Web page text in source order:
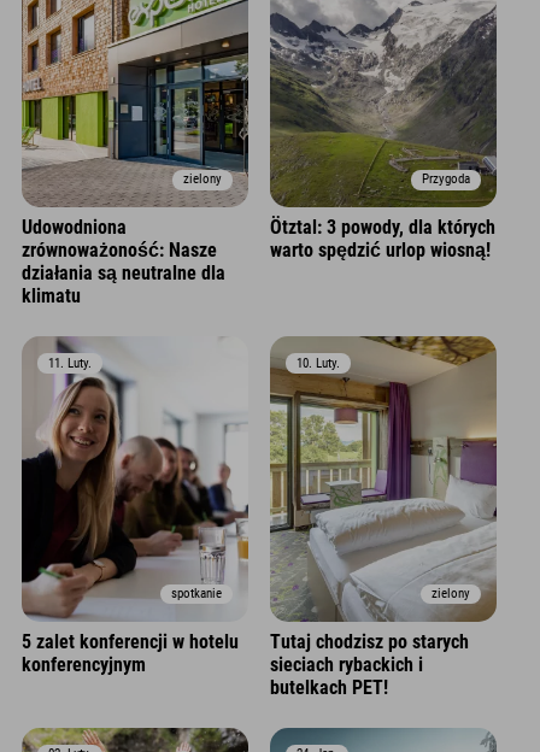
zielony
Udowodniona
zrównoważoność: Nasze
działania są neutralne dla
klimatu
Przygoda
Ötztal: 3 powody, dla których
warto spędzić urlop wiosną!
spotkanie
11. Luty.
5 zalet konferencji w hotelu
konferencyjnym
zielony
10. Luty.
Tutaj chodzisz po starych
sieciach rybackich i
butelkach PET!